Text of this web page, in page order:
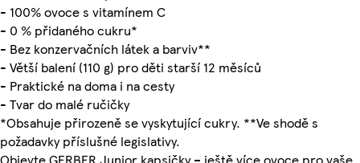
- 100% ovoce s vitamínem C
- 0 % přidaného cukru*
- Bez konzervačních látek a barviv**
- Větší balení (110 g) pro děti starší 12 měsíců
- Praktické na doma i na cesty
- Tvar do malé ručičky
*Obsahuje přirozeně se vyskytující cukry. **Ve shodě s
požadavky příslušné legislativy.
Objevte GERBER Junior kapsičky – ještě více ovoce pro vaše